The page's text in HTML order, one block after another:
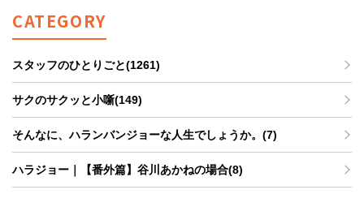
CATEGORY
スタッフのひとりごと(1261)
サクのサクッと小噺(149)
そんなに、ハランバンジョーな人生でしょうか。(7)
ハラジョー｜【番外篇】谷川あかねの場合(8)